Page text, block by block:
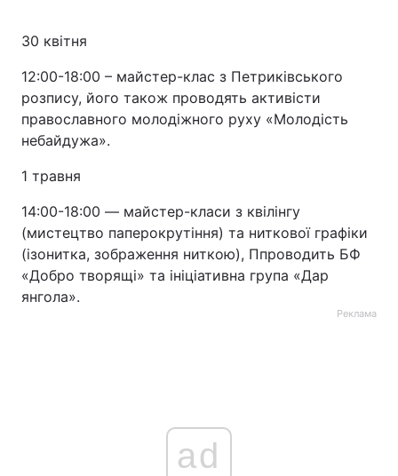
30 квітня
12:00-18:00 – майстер-клас з Петриківського
розпису, його також проводять активісти
православного молодіжного руху «Молодість
небайдужа».
1 травня
14:00-18:00 ― майстер-класи з квілінгу
(мистецтво паперокрутіння) та ниткової графіки
(ізонитка, зображення ниткою), Ппроводить БФ
«Добро творящі» та ініціативна група «Дар
янгола».
Реклама
ad